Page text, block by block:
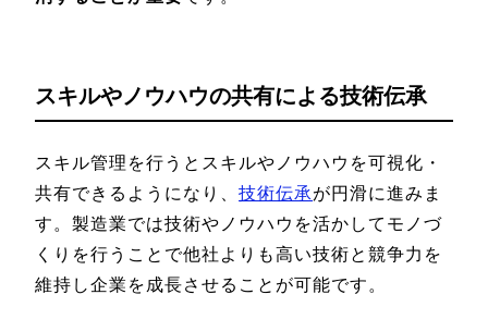
スキルやノウハウの共有による技術伝承
スキル管理を行うとスキルやノウハウを可視化・
共有できるようになり、 技術伝承が円滑に進みま
す。製造業では技術やノウハウを活かしてモノづ
くりを行うことで他社よりも高い技術と競争力を
維持し企業を成長させることが可能です。